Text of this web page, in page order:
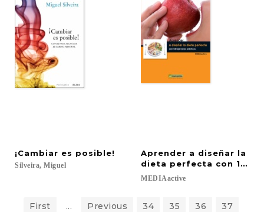
¡Cambiar es posible!
Silveira, Miguel
Aprender a diseñar la
dieta perfecta con 100
MEDIAactive
First ... Previous 34 35 36 37